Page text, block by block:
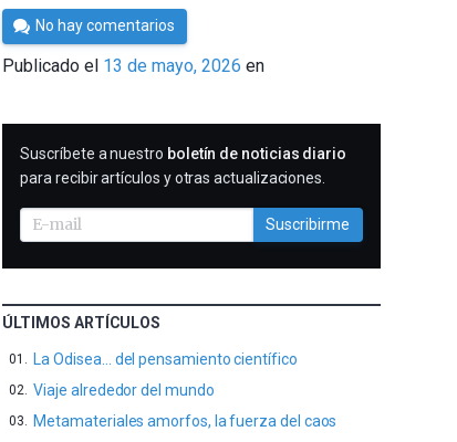
Por
César
Tomé
No hay comentarios
Publicado el 13 de mayo, 2026 en
SUSCRIBIRME
Suscríbete a nuestro boletín de noticias diario
para recibir artículos y otras actualizaciones.
Suscribirme
ÚLTIMOS ARTÍCULOS
La Odisea… del pensamiento científico
Viaje alrededor del mundo
Metamateriales amorfos, la fuerza del caos